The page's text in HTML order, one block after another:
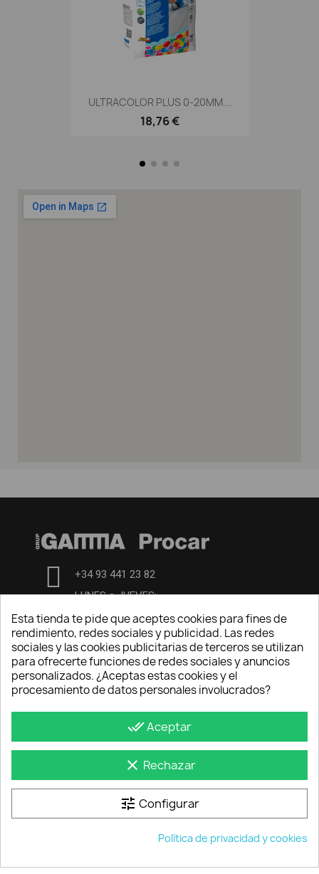
ULTRACOLOR PLUS 0-20MM...
18,76 €
+34 93 441 23 82
LUNES a JUEVES:
7:00-13:00 y de 14:00-16h15
VIERNES de 7:00 a 13h30
central@procarsl.com
Politica de privacidad
Política de cookies
Condiciones de compra
Tienda exposición
Esta tienda te pide que aceptes cookies para fines de
rendimiento, redes sociales y publicidad. Las redes
sociales y las cookies publicitarias de terceros se utilizan
para ofrecerte funciones de redes sociales y anuncios
personalizados. ¿Aceptas estas cookies y el
procesamiento de datos personales involucrados?
done_allAceptar
clear Rechazar
tune Configurar
Política de privacidad y cookies